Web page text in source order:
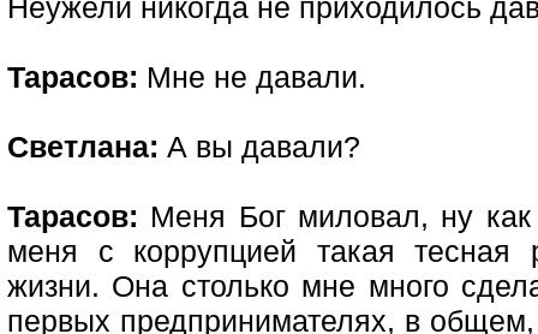
Неужели никогда не приходилось
Тарасов: Мне не давали.
Светлана: А вы давали?
Тарасов: Меня Бог миловал, ну
меня с коррупцией такая тесная
жизни. Она столько мне много
первых предпринимателях, в